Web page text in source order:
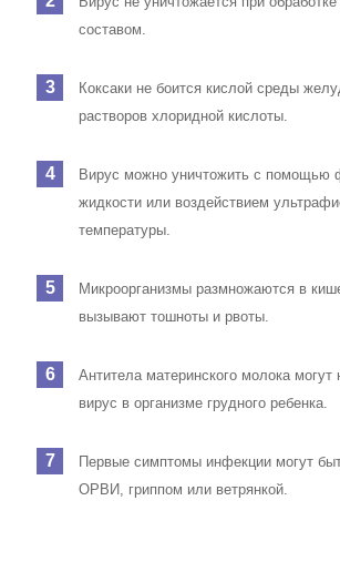
составом.
Коксаки не боится кислой среды
растворов хлоридной кислоты.
Вирус можно уничтожить с помощью
жидкости или воздействием
температуры.
Микроорганизмы размножаются в
вызывают тошноты и рвоты.
Антитела материнского молока могут
вирус в организме грудного ребенка.
Первые симптомы инфекции могут
ОРВИ, гриппом или ветрянкой.